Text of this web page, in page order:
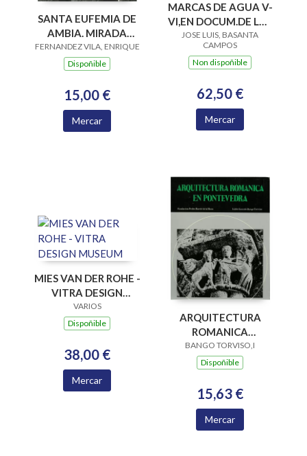
SANTA EUFEMIA DE
AMBIA. MIRADA
PRERROMANICA
FERNANDEZ VILA, ENRIQUE
Dispoñible
15,00 €
Mercar
MARCAS DE AGUA V-
VI,EN DOCUM.DE LOS
ARCHIVOS DE
GAL.SXVIII
JOSE LUIS, BASANTA
CAMPOS
Non dispoñible
62,50 €
Mercar
MIES VAN DER ROHE -
VITRA DESIGN
MUSEUM
VARIOS
Dispoñible
38,00 €
Mercar
ARQUITECTURA
ROMANICA
PONTEV.RUST
BANGO TORVISO,I
Dispoñible
15,63 €
Mercar